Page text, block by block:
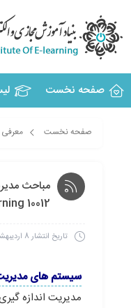
صفحه نخست
صفحه نخست
10012
تاریخ انتشار8 اردیبهشت 1393
سیستم های
مدیریت اندازه